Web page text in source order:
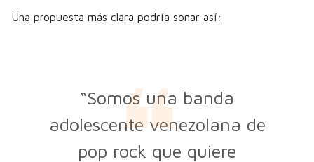
Una propuesta más clara podría sonar así:
“Somos una banda
adolescente venezolana de
pop rock que quiere